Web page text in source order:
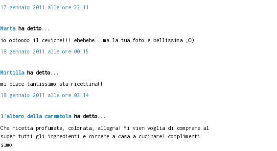
17 gennaio 2011 alle ore 23:11
Martaha detto...
io odioooo il ceviche!!! ehehehe...ma la tua foto è bellissima ;O)
18 gennaio 2011 alle ore 00:15
Mirtillaha detto...
mi piace tantissimo sta ricettina!!
18 gennaio 2011 alle ore 03:14
l'albero della carambolaha detto...
Che ricetta profumata, colorata, allegra! Mi vien voglia di comprare al
super tutti gli ingredienti e correre a casa a cucinare! complimenti
simo